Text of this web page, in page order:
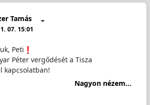
Tamás
07. 15:01
Peti
Péter vergődését a Tisza
kapcsolatban!
Nagyon nézem...